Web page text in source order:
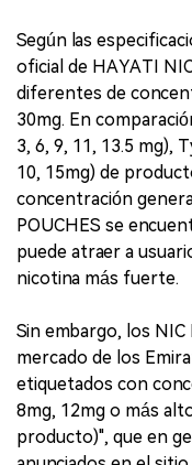
Según las
oficial de HAYATI
diferentes de
30mg. En
3, 6, 9, 11, 13.5 mg),
10, 15mg) de
concentración
POUCHES se
puede atraer a
nicotina más fuerte.
Sin embargo, los NIC
mercado de los
etiquetados con
8mg, 12mg o más
producto)", que en